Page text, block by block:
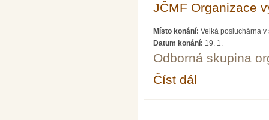
JČMF Organizace
Místo konání: Velká posluchárna v
Datum konání: 19. 1.
Odborná skupina
Číst dál